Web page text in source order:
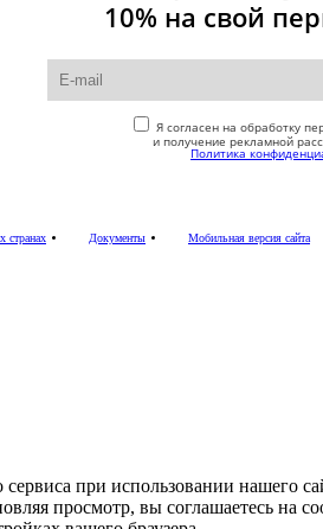
10% на свой
Я согласен на обработку
и получение рекламной
Политика
странах Документы Мобильная версия сайта
при использовании нашего
просмотр, вы соглашаетесь на